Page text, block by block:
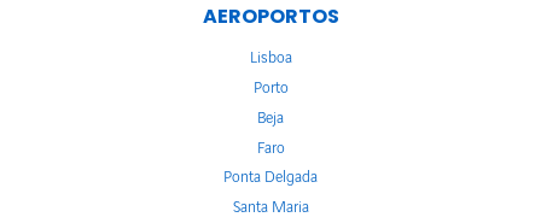
AEROPORTOS
Lisboa
Porto
Beja
Faro
Ponta Delgada
Santa Maria